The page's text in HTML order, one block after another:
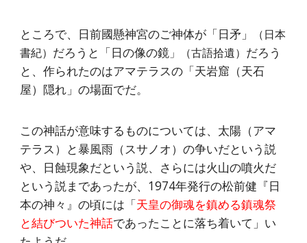
ところで、日前國懸神宮のご神体が「日矛」
（日本
書紀） だろうと「日の像の鏡 」（古語拾遺） だろう
と、作られたのはアマテラスの「天岩窟（天石
屋）隠れ」の場面でだ。
この神話が意味するものについては、太陽（アマ
テラス）と暴風雨（スサノオ）の争いだという説
や、日蝕現象だという説、さらには火山の噴火だ
という説まであったが、1974年発行の松前健『日
本の神々』の頃には「天皇の御魂を鎮める鎮魂祭
と結びついた神話であったことに落ち着いて」い